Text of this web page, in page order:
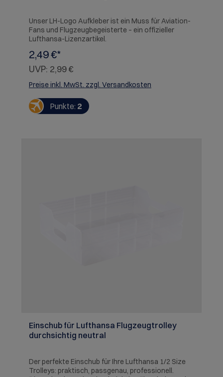
Unser LH-Logo Aufkleber ist ein Muss für Aviation-
Fans und Flugzeugbegeisterte – ein offizieller
Lufthansa-Lizenzartikel.
2,49 €*
UVP: 2,99 €
Preise inkl. MwSt. zzgl. Versandkosten
Punkte: 2
Einschub für Lufthansa Flugzeugtrolley
durchsichtig neutral
Der perfekte Einschub für Ihre Lufthansa 1/2 Size
Trolleys: praktisch, passgenau, professionell.